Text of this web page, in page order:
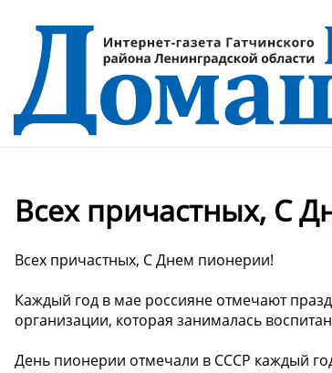
Всех причастных, С
Всех причастных, С Днем пионерии!
Каждый год в мае россияне отмечают
организации, которая занималась
День пионерии отмечали в СССР каждый